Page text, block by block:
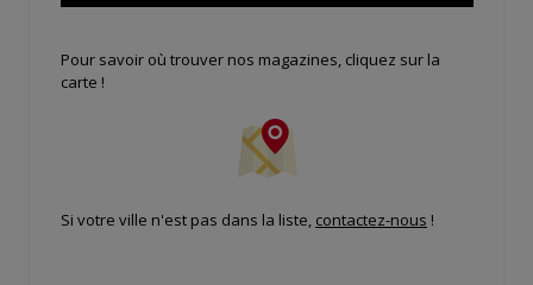
Pour savoir où trouver nos magazines, cliquez sur la
carte !
Si votre ville n'est pas dans la liste, contactez-nous !